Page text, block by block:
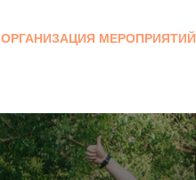
ОРГАНИЗАЦИЯ МЕРОПРИЯТИЙ